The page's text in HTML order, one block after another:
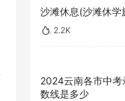
沙滩休息(沙滩休学
2.2K
2024云南各市中
数线是多少